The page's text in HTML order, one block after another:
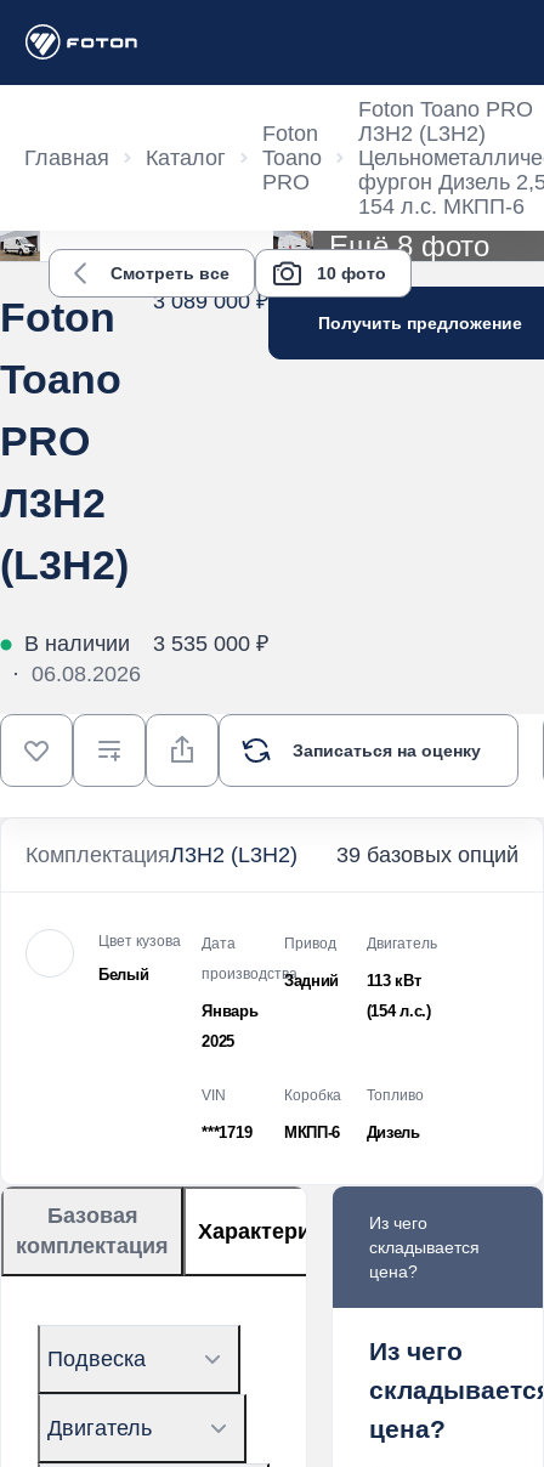
Главная Каталог
Foton
Toano
PRO
Foton Toano PRO
Л3Н2 (L3H2)
фургон Дизель
154 л.с. МКПП-6
Смотреть все 10 фото
Ещё 8 фото
Foton
Toano
PRO
Л3Н2
(L3H2)
3 089 000 ₽
В наличии
· 06.08.2026
3 535 000 ₽
Получить предложение
Записаться на оценку
КомплектацияЛ3Н2 (L3H2) 39 базовых опций
Цвет кузова
Белый
Дата
производства
Январь
2025
Привод
Задний
Двигатель
113 кВт
(154 л.с.)
VIN
***1719
Коробка
МКПП-6
Топливо
Дизель
Базовая
комплектация
Характеристики
Подвеска
Двигатель
Из чего
складывается
цена?
Из чего
цена?